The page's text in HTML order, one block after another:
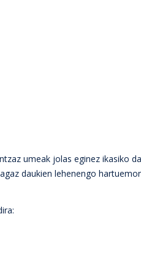
umeak jolas eginez ikasiko
daukien lehenengo